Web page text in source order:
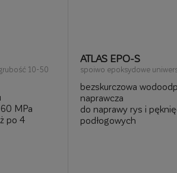
10-50
MPa
po 4
ATLAS EPO-S
spoiwo epoksydowe
bezskurczowa
naprawcza
do naprawy rys i
podłogowych